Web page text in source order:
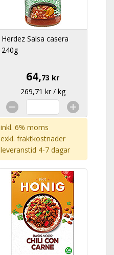
Herdez Salsa casera
240g
64,73 kr
269,71 kr / kg
inkl. 6% moms
exkl. fraktkostnader
leveranstid 4-7 dagar